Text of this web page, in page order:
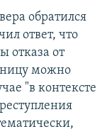
обратился
ответ, что
отказа от
можно
"в контексте